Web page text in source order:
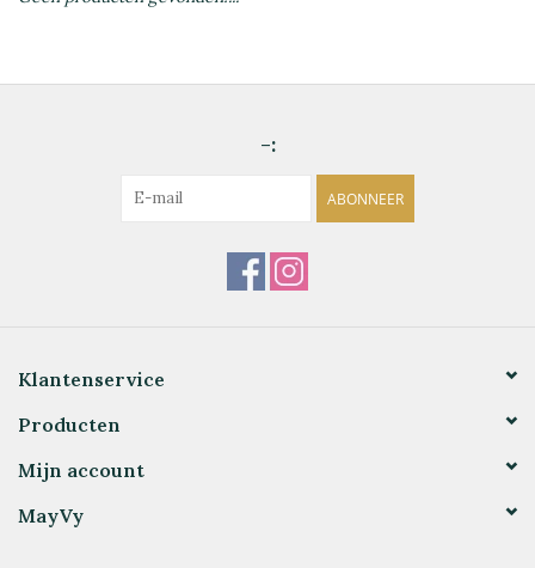
-:
ABONNEER
Klantenservice
Producten
Mijn account
MayVy